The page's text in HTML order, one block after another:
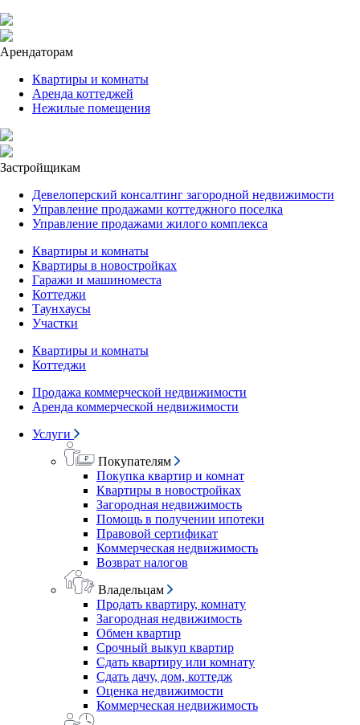
Арендаторам
Квартиры и комнаты
Аренда коттеджей
Нежилые помещения
Застройщикам
Девелоперский консалтинг загородной недвижимости
Управление продажами коттеджного поселка
Управление продажами жилого комплекса
Квартиры и комнаты
Квартиры в новостройках
Гаражи и машиноместа
Коттеджи
Таунхаусы
Участки
Квартиры и комнаты
Коттеджи
Продажа коммерческой недвижимости
Аренда коммерческой недвижимости
Услуги
Покупателям
Покупка квартир и комнат
Квартиры в новостройках
Загородная недвижимость
Помощь в получении ипотеки
Правовой сертификат
Коммерческая недвижимость
Возврат налогов
Владельцам
Продать квартиру, комнату
Загородная недвижимость
Обмен квартир
Срочный выкуп квартир
Сдать квартиру или комнату
Сдать дачу, дом, коттедж
Оценка недвижимости
Коммерческая недвижимость